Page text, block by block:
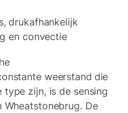
drukafhankelijk
en convectie
weerstand die
zijn, is de sensing
De